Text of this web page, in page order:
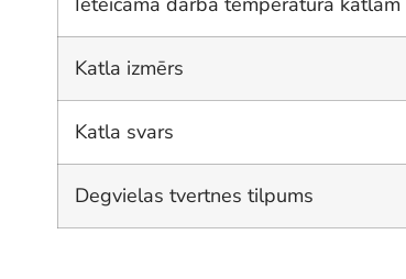
Katla izmērs
Katla svars
Degvielas tvertnes tilpums